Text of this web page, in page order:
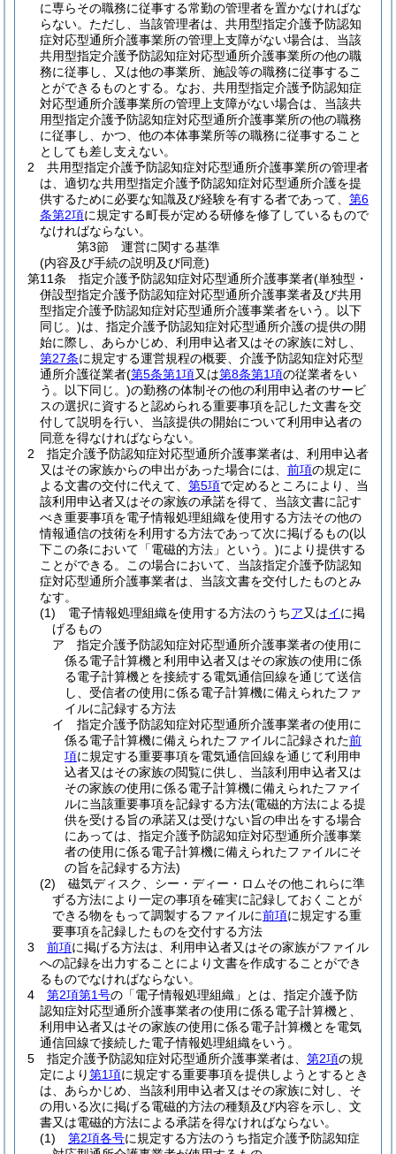
に専らその職務に従事する常勤の管理者を置かなければな
らない。 ただし、当該管理者は、共用型指定介護予防認知
症対応型通所介護事業所の管理上支障がない場合は、当該
共用型指定介護予防認知症対応型通所介護事業所の他の職
務に従事し、又は他の事業所、施設等の職務に従事するこ
とができるものとする。 なお、共用型指定介護予防認知症
対応型通所介護事業所の管理上支障がない場合は、当該共
用型指定介護予防認知症対応型通所介護事業所の他の職務
に従事し、かつ、他の本体事業所等の職務に従事すること
としても差し支えない。
2
共用型指定介護予防認知症対応型通所介護事業所の管理者
は、適切な共用型指定介護予防認知症対応型通所介護を提
供するために必要な知識及び経験を有する者であって、 第6
条第2項に規定する町長が定める研修を修了しているもので
なければならない。
第3節
運営に関する基準
(内容及び手続の説明及び同意)
第11条
指定介護予防認知症対応型通所介護事業者(単独型・
併設型指定介護予防認知症対応型通所介護事業者及び共用
型指定介護予防認知症対応型通所介護事業者をいう。以下
同じ。)は、指定介護予防認知症対応型通所介護の提供の開
始に際し、あらかじめ、利用申込者又はその家族に対し、
第27条に規定する運営規程の概要、介護予防認知症対応型
通所介護従業者(第5条第1項又は第8条第1項の従業者をい
う。以下同じ。)の勤務の体制その他の利用申込者のサービ
スの選択に資すると認められる重要事項を記した文書を交
付して説明を行い、当該提供の開始について利用申込者の
同意を得なければならない。
2
指定介護予防認知症対応型通所介護事業者は、利用申込者
又はその家族からの申出があった場合には、 前項の規定に
よる文書の交付に代えて、 第5項で定めるところにより、当
該利用申込者又はその家族の承諾を得て、当該文書に記す
べき重要事項を電子情報処理組織を使用する方法その他の
情報通信の技術を利用する方法であって次に掲げるもの(以
下この条において「電磁的方法」という。)により提供する
ことができる。
この場合において、当該指定介護予防認知
症対応型通所介護事業者は、当該文書を交付したものとみ
なす。
(1)
電子情報処理組織を使用する方法のうちア又はイに掲
げるもの
ア
指定介護予防認知症対応型通所介護事業者の使用に
係る電子計算機と利用申込者又はその家族の使用に係
る電子計算機とを接続する電気通信回線を通じて送信
し、受信者の使用に係る電子計算機に備えられたファ
イルに記録する方法
イ
指定介護予防認知症対応型通所介護事業者の使用に
係る電子計算機に備えられたファイルに記録された前
項に規定する重要事項を電気通信回線を通じて利用申
込者又はその家族の閲覧に供し、当該利用申込者又は
その家族の使用に係る電子計算機に備えられたファイ
ルに当該重要事項を記録する方法(電磁的方法による提
供を受ける旨の承諾又は受けない旨の申出をする場合
にあっては、指定介護予防認知症対応型通所介護事業
者の使用に係る電子計算機に備えられたファイルにそ
の旨を記録する方法)
(2)
磁気ディスク、シー・ディー・ロムその他これらに準
ずる方法により一定の事項を確実に記録しておくことが
できる物をもって調製するファイルに前項に規定する重
要事項を記録したものを交付する方法
3
前項に掲げる方法は、利用申込者又はその家族がファイル
への記録を出力することにより文書を作成することができ
るものでなければならない。
4
第2項第1号の「電子情報処理組織」とは、指定介護予防
認知症対応型通所介護事業者の使用に係る電子計算機と、
利用申込者又はその家族の使用に係る電子計算機とを電気
通信回線で接続した電子情報処理組織をいう。
5
指定介護予防認知症対応型通所介護事業者は、 第2項の規
定により第1項に規定する重要事項を提供しようとするとき
は、あらかじめ、当該利用申込者又はその家族に対し、そ
の用いる次に掲げる電磁的方法の種類及び内容を示し、文
書又は電磁的方法による承諾を得なければならない。
(1)
第2項各号に規定する方法のうち指定介護予防認知症